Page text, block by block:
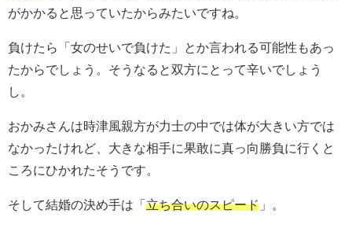
がかかると思っていたからみたいですね。
負けたら「女のせいで負けた」とか言われる可能性もあっ
たからでしょう。そうなると双方にとって辛いでしょう
し。
おかみさんは時津風親方が力士の中では体が大きい方では
なかったけれど、大きな相手に果敢に真っ向勝負に行くと
ころにひかれたそうです。
そして結婚の決め手は「 立ち合いのスピード 」。